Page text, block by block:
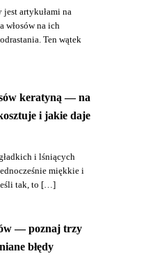
jest artykułami na
włosów na ich
Ten wątek
keratyną — na
i jakie daje
i lśniących
miękkie i
tak, to […]
— poznaj trzy
błędy